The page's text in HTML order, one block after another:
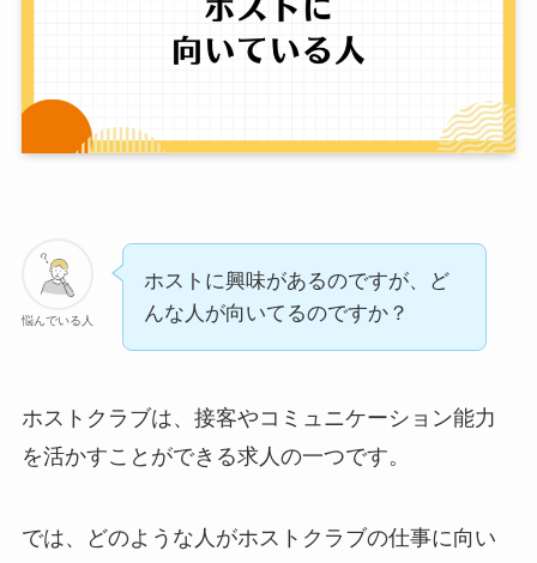
悩んでいる人
ホストに興味があるのですが、ど
んな人が向いてるのですか？
ホストクラブは、接客やコミュニケーション能力
を活かすことができる求人の一つです。
では、どのような人がホストクラブの仕事に向い